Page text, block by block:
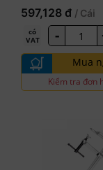
597,128 đ / Cái
có
VAT
-
Mua
Kiểm tra đơn